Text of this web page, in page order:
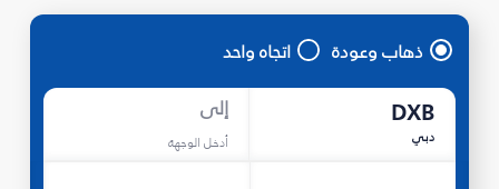
ذهاب وعودة اتجاه واحد
DXB
دبي
إلى
أدخل الوجهة